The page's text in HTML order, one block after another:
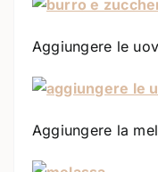
Aggiungere le
Aggiungere la